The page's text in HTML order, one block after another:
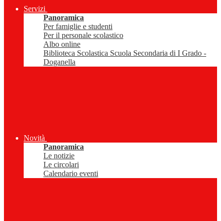
Servizi
Panoramica
Per famiglie e studenti
Per il personale scolastico
Albo online
Biblioteca Scolastica Scuola Secondaria di I Grado -
Doganella
Novità
Panoramica
Le notizie
Le circolari
Calendario eventi